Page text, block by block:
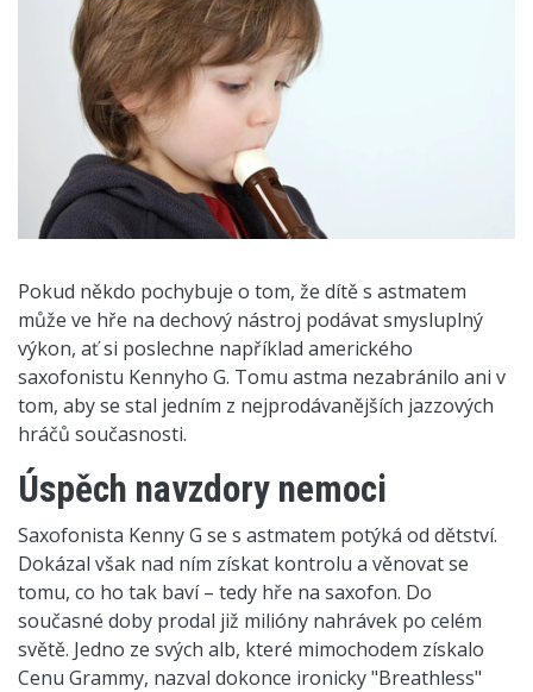
Pokud někdo pochybuje o tom, že dítě s astmatem
může ve hře na dechový nástroj podávat smysluplný
výkon, ať si poslechne například amerického
saxofonistu Kennyho G. Tomu astma nezabránilo ani v
tom, aby se stal jedním z nejprodávanějších jazzových
hráčů současnosti.
Úspěch navzdory nemoci
Saxofonista Kenny G se s astmatem potýká od dětství.
Dokázal však nad ním získat kontrolu a věnovat se
tomu, co ho tak baví – tedy hře na saxofon. Do
současné doby prodal již milióny nahrávek po celém
světě. Jedno ze svých alb, které mimochodem získalo
Cenu Grammy, nazval dokonce ironicky "Breathless"